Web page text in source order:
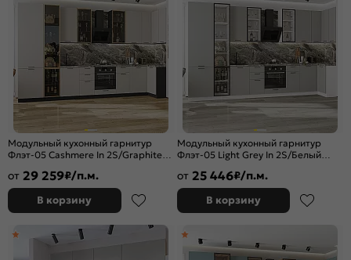
Модульный кухонный гарнитур
Флэт-05 Cashmere In 2S/Graphite
от 29 259₽/п.м.
В корзину
Модульный кухонный гарнитур
Флэт-05 Light Grey In 2S/Белый
от 25 446₽/п.м.
В корзину